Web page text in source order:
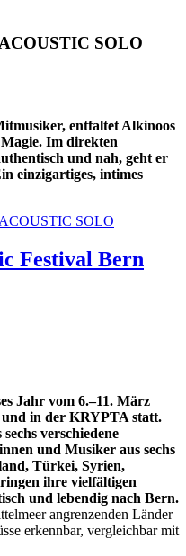
SOLO
entfaltet Alkinoos
Im direkten
und nah, geht er
einzigartiges, intimes
SOLO
Festival Bern
Jahr vom 6.–11. März
in der KRYPTA statt.
verschiedene
und Musiker aus sechs
Türkei, Syrien,
ihre vielfältigen
und lebendig nach Bern.
angrenzenden Länder
erkennbar, vergleichbar mit